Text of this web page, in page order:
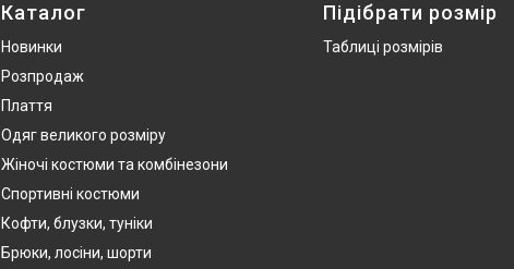
Каталог
Новинки
Розпродаж
Плаття
Одяг великого розміру
Жіночі костюми та комбінезони
Спортивні костюми
Кофти, блузки, туніки
Брюки, лосіни, шорти
Підібрати розмір
Таблиці розмірів